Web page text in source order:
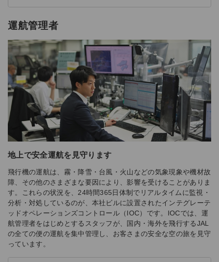
運航管理者
地上で安全運航を見守ります
飛行機の運航は、霧・降雪・台風・火山などの気象現象や機材故
障、その他のさまざまな要因により、影響を受けることがありま
す。これらの状況を、24時間365日体制でリアルタイムに監視・
分析・対処しているのが、本社ビルに設置されたインテグレーテ
ッドオペレーションズコントロール（IOC）です。IOCでは、運
航管理者をはじめとするスタッフが、国内・海外を飛行するJAL
の全ての便の運航を集中管理し、お客さまの安全な空の旅を見守
っています。